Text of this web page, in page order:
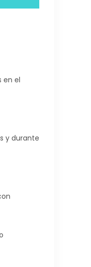
en el
y durante